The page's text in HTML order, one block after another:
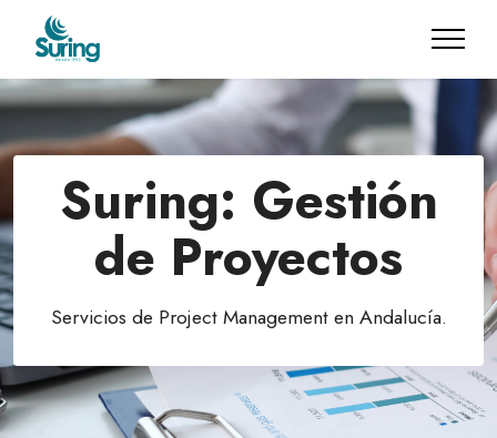
Suring: Gestión
de Proyectos
Servicios de Project Management en Andalucía.